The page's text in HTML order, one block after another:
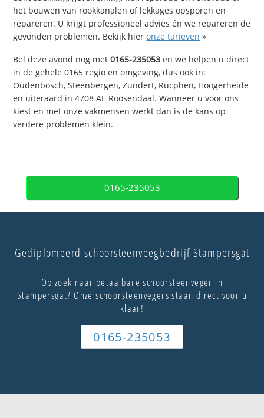
het bouwen van rookkanalen of lekkages opsporen en
repareren. U krijgt professioneel advies én we repareren de
gevonden problemen. Bekijk hieronze tarieven »
Bel deze avond nog met0165-235053 en we helpen u direct
in de gehele 0165 regio en omgeving, dus ook in:
Oudenbosch, Steenbergen, Zundert, Rucphen, Hoogerheide
en uiteraard in 4708 AE Roosendaal. Wanneer u voor ons
kiest en met onze vakmensen werkt dan is de kans op
verdere problemen klein.
0165-235053
Gediplomeerd schoorsteenveegbedrijf Stampersgat
Op zoek naar betaalbare schoorsteenveger in
Stampersgat? Onze schoorsteenvegers staan direct voor u
klaar!
0165-235053